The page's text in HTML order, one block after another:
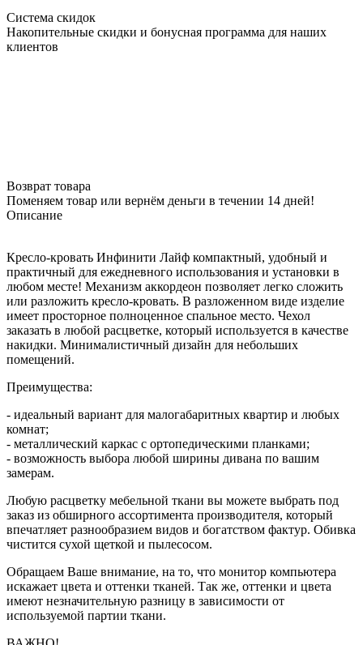
Система скидок
Накопительные скидки и бонусная программа для наших
клиентов
Возврат товара
Поменяем товар или вернём деньги в течении 14 дней!
Описание
Кресло-кровать Инфинити Лайф компактный, удобный и
практичный для ежедневного использования и установки в
любом месте! Механизм аккордеон позволяет легко сложить
или разложить кресло-кровать. В разложенном виде изделие
имеет просторное полноценное спальное место. Чехол
заказать в любой расцветке, который используется в качестве
накидки. Минималистичный дизайн для небольших
помещений.
Преимущества:
- идеальный вариант для малогабаритных квартир и любых
комнат;
- металлический каркас с ортопедическими планками;
- возможность выбора любой ширины дивана по вашим
замерам.
Любую расцветку мебельной ткани вы можете выбрать под
заказ из обширного ассортимента производителя, который
впечатляет разнообразием видов и богатством фактур. Обивка
чистится сухой щеткой и пылесосом.
Обращаем Ваше внимание, на то, что монитор компьютера
искажает цвета и оттенки тканей. Так же, оттенки и цвета
имеют незначительную разницу в зависимости от
используемой партии ткани.